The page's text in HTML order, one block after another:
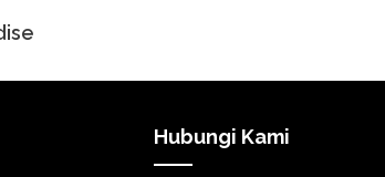
Hubungi Kami